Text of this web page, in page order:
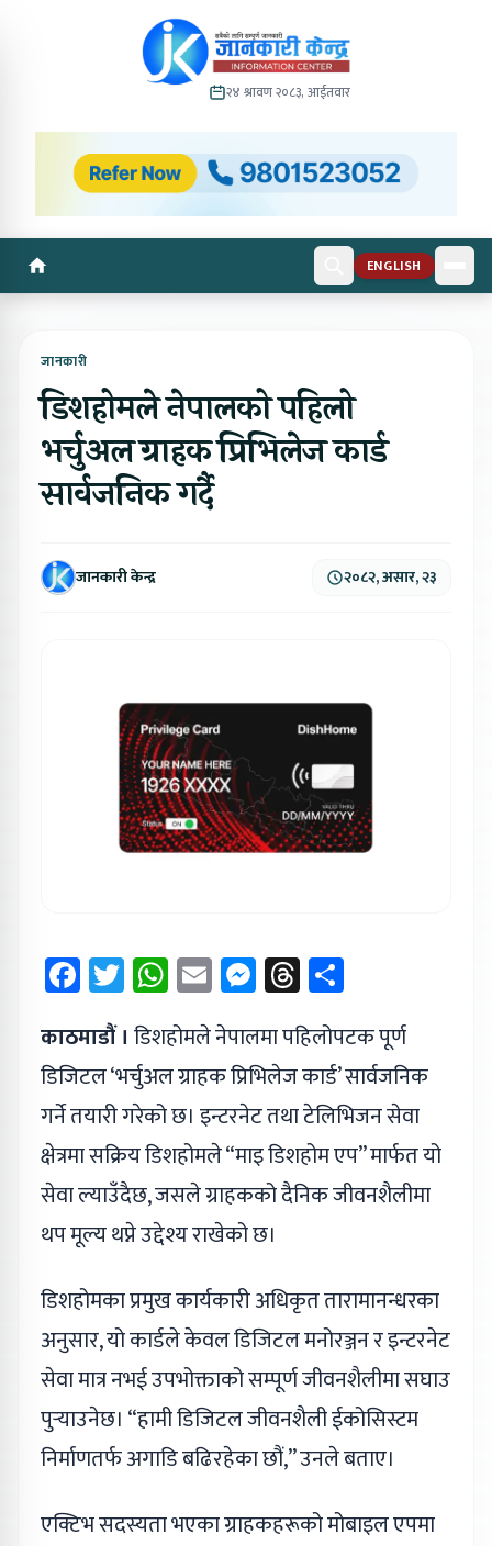
२४ श्रावण २०८३, आईतवार
ENGLISH
जानकारी
डिशहोमले नेपालको पहिलो
भर्चुअल ग्राहक प्रिभिलेज कार्ड
सार्वजनिक गर्दै
जानकारी केन्द्र २०८२, असार, २३
Facebook
Twitter
WhatsApp
EmailMessenger
Threads
काठमाडौं । डिशहोमले नेपालमा पहिलोपटक पूर्ण
डिजिटल ‘भर्चुअल ग्राहक प्रिभिलेज कार्ड’ सार्वजनिक
गर्ने तयारी गरेको छ। इन्टरनेट तथा टेलिभिजन सेवा
क्षेत्रमा सक्रिय डिशहोमले “माइ डिशहोम एप” मार्फत यो
सेवा ल्याउँदैछ, जसले ग्राहकको दैनिक जीवनशैलीमा
थप मूल्य थप्ने उद्देश्य राखेको छ।
डिशहोमका प्रमुख कार्यकारी अधिकृत तारामानन्धरका
अनुसार, यो कार्डले केवल डिजिटल मनोरञ्जन र इन्टरनेट
सेवा मात्र नभई उपभोक्ताको सम्पूर्ण जीवनशैलीमा सघाउ
पुर्‍याउनेछ। “हामी डिजिटल जीवनशैली ईकोसिस्टम
निर्माणतर्फ अगाडि बढिरहेका छौं,” उनले बताए।
एक्टिभ सदस्यता भएका ग्राहकहरूको मोबाइल एपमा